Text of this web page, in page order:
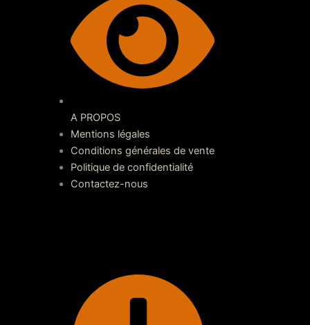
A PROPOS
Mentions légales
Conditions générales de vente
Politique de confidentialité
Contactez-nous